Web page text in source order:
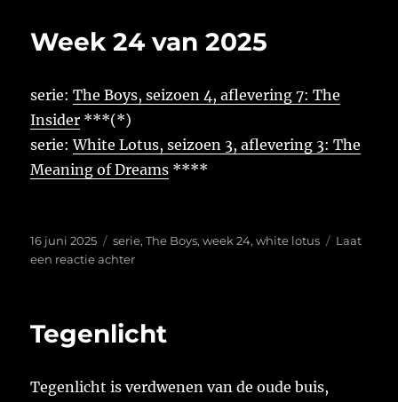
2025
Week 24 van 2025
serie:The Boys, seizoen 4, aflevering 7: The
Insider ***(*)
serie:White Lotus, seizoen 3, aflevering 3: The
Meaning of Dreams ****
Geplaatst
op
16 juni 2025 Tags
serie,The Boys,week 24,white lotus
Laat
een reactie achterop
2025
Tegenlicht
Tegenlicht is verdwenen van de oude buis,